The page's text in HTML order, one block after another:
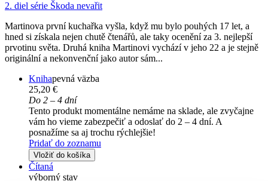
2. diel série Škoda nevařit
Martinova první kuchařka vyšla, když mu bylo pouhých 17 let, a
hned si získala nejen chutě čtenářů, ale taky ocenění za 3. nejlepší
prvotinu světa. Druhá kniha Martinovi vychází v jeho 22 a je stejně
originální a nekonvenční jako autor sám...
Knihapevná väzba
25,20 €
Do 2 – 4 dní
Tento produkt momentálne nemáme na sklade, ale zvyčajne
vám ho vieme zabezpečiť a odoslať do 2 – 4 dní. A
posnažíme sa aj trochu rýchlejšie!
Pridať do zoznamu
Vložiť do košíka
Čítaná
výborný stav